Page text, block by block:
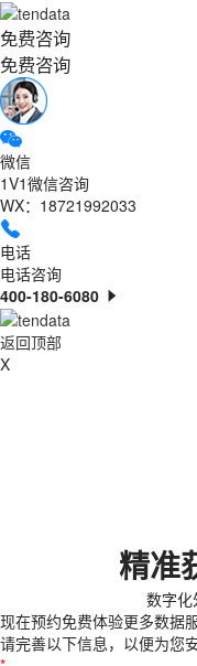
免费咨询
免费咨询
微信
1V1微信咨询
WX：18721992033
电话
电话咨询
400-180-6080
返回顶部
X
精准
数字化
现在预约免费体验更多数据
请完善以下信息，以便为您